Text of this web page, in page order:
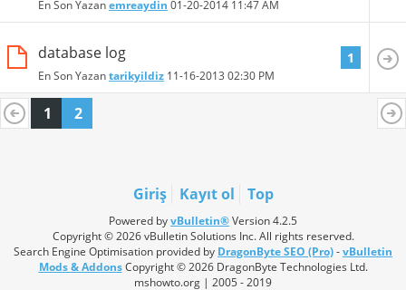
En Son Yazanemreaydin 01-20-2014 11:47 AM
database log
En Son Yazantarikyildiz 11-16-2013 02:30 PM
1
1 2
Giriş Kayıt ol Top
Powered byvBulletin®Version 4.2.5
Copyright © 2026 vBulletin Solutions Inc. All rights reserved.
Search Engine Optimisation provided by DragonByte SEO (Pro)-vBulletin
Mods & AddonsCopyright © 2026 DragonByte Technologies Ltd.
mshowto.org | 2005 - 2019